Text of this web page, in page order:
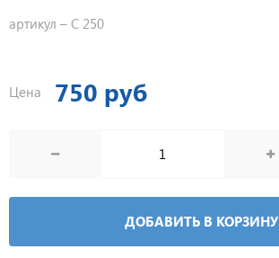
артикул – C 250
Цена 750 руб
ДОБАВИТЬ В КОРЗИНУ